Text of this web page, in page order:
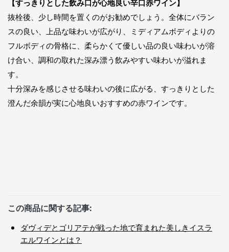
【すっきりとした飲み口が心地良い辛口赤ワイン】
抜栓後、少し時間を置くのがお勧めでしょう。全体にバラン
スの良い、上品な味わいが広がり、ミディアムボディよりの
フルボディの骨格に、柔らかくて優しい品の良い味わいが溶
け合い、調和の取れた深み漂う飲みやすい味わいが溢れま
す。
十分深みを感じさせる味わいの後に広がる、すっきりとした
澄んだ余韻が実に心地良いおすすめの赤ワインです。
この商品に関する記事:
ダヴィデとゴリアテが戦った地で育まれた美しきイスラ
エルワインとは？